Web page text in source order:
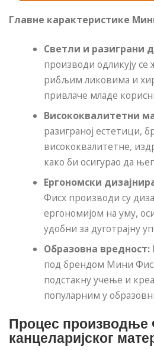
Главне карактеристике
Светли и разиграни
производи одликују
рибљим ликовима и
привлаче младе
Висококвалитетни
разиграној естетици,
висококвалитетне,
како би осигурао да
Ергономски
Фисх производи су
ергономијом на уму,
удобни за дуготрајну
Образовна вредност:
под брендом Мини
подстакну учење и
популарним у
Процес производње
канцеларијског